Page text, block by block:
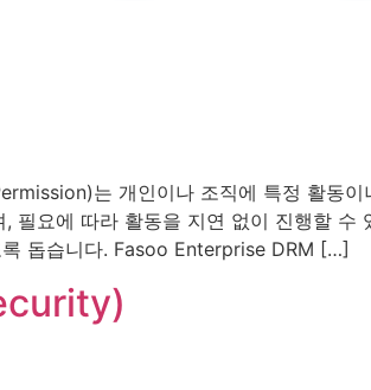
는 개인이나 조직에 특정 활동
필요에 따라 활동을 지연 없이 진행할 수
돕습니다. Fasoo Enterprise DRM […]